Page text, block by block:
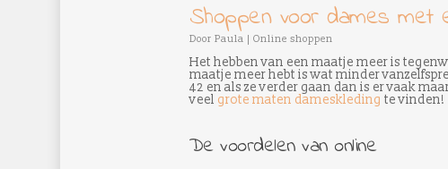
Shoppen voor dames met
Door Paula | Online shoppen
Het hebben van een maatje meer is
maatje meer hebt is wat minder
42 en als ze verder gaan dan is er vaak
veel grote maten dameskleding te vinden!
De voordelen van online